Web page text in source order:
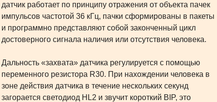
датчик работает по принципу отражения от объекта пачек
импульсов частотой 36 кГц, пачки сформированы в пакеты
и программно представляют собой законченный цикл
достоверного сигнала наличия или отсутствия человека.
Дальность «захвата» датчика регулируется с помощью
переменного резистора R30. При нахождении человека в
зоне действия датчика в течение нескольких секунд
загорается светодиод HL2 и звучит короткий BIP, это